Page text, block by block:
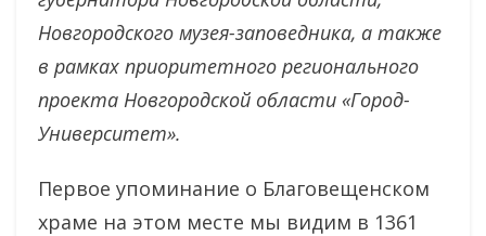
Новгородского музея-заповедника, а также
в рамках приоритетного регионального
проекта Новгородской области «Город-
Университет».
Первое упоминание о Благовещенском
храме на этом месте мы видим в 1361